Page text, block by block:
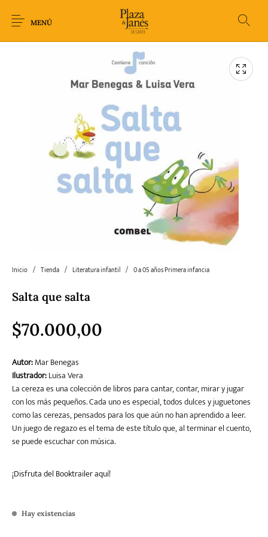
MENÚ
Ciencia Crimen Thriller Cuento
Ficción Filosofía Gastronomía
Humor gráfico-
Literatura infantil
Literatura juvenil
Literatura
Teatro Varios Young Adult
Inicio / Tienda / Literatura infantil / 0 a 05 años Primera infancia
Salta que salta
$70.000,00
Autor:Mar Benegas
Ilustrador:Luisa Vera
La cereza es una colección de libros para cantar, contar, mirar y jugar
con los más pequeños. Cada uno es especial, todos dulces y juguetones
como las cerezas, pensados para los que aún no han aprendido a leer.
Un juego de regazo es el tema de este título que, al terminar el cuento,
se puede escuchar con música.
¡Disfruta del Booktrailer aquí!
Hay existencias